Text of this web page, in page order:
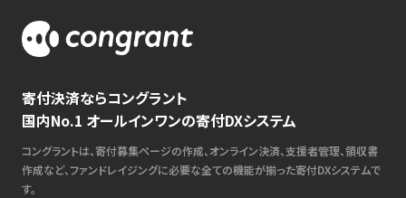
寄付決済ならコングラント
国内No.1 オールインワンの寄付DXシステム
コングラントは、寄付募集ページの作成、オンライン決済、支援者管理、領収書
作成など、ファンドレイジングに必要な全ての機能が揃った寄付DXシステムで
す。